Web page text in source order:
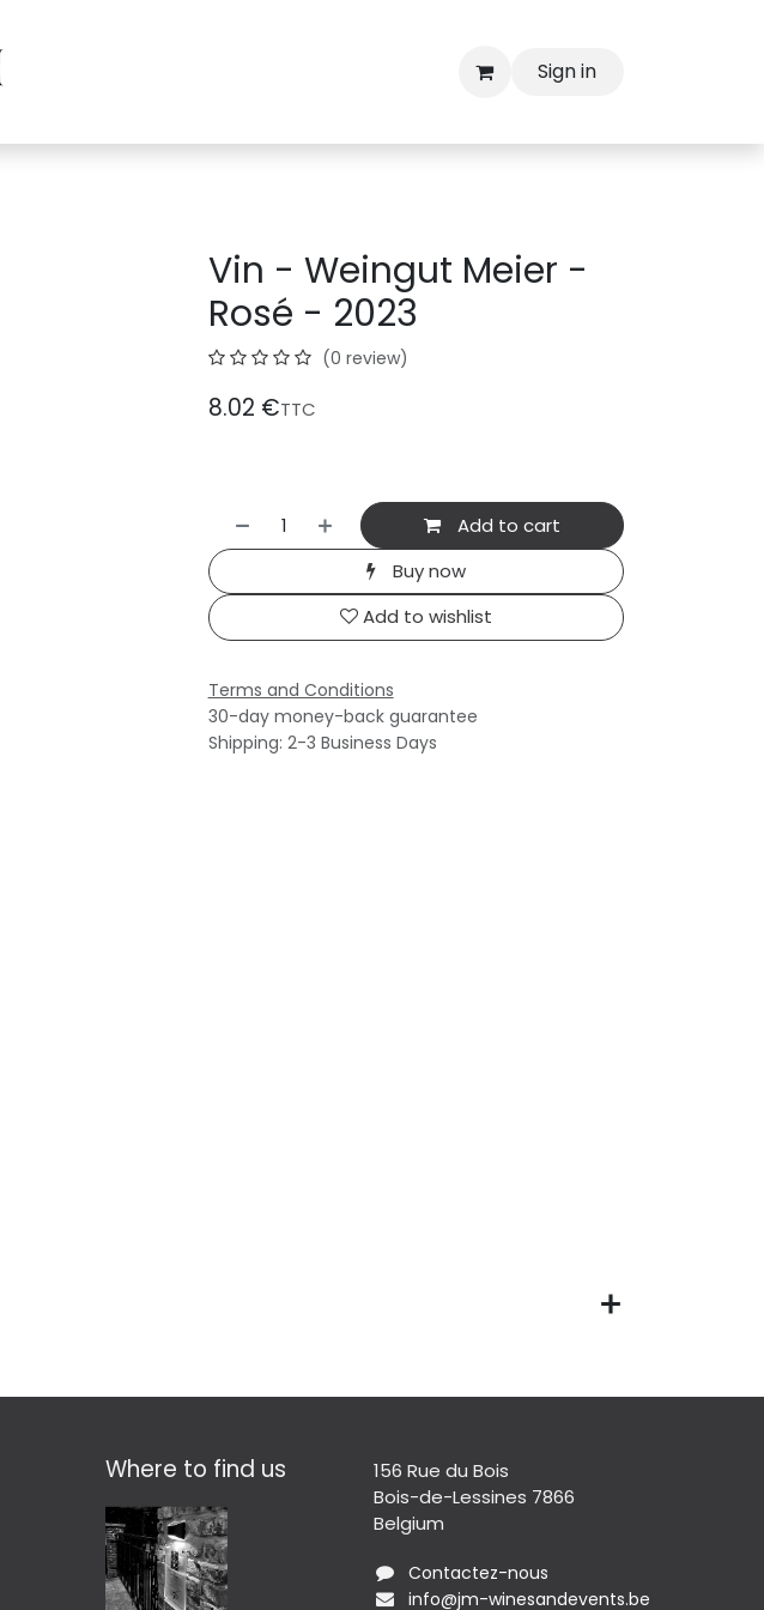
Sign in
Vin - Weingut Meier -
Rosé - 2023
(0 review)
8.02 €TTC
Add to cart
Buy now
Add to wishlist
Terms and Conditions
30-day money-back guarantee
Shipping: 2-3 Business Days
156 Rue du Bois
Bois-de-Lessines 7866
Belgium
Contactez-nous
info@jm-winesandevents.be
Where to find us​